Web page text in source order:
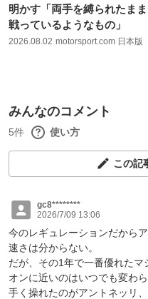
明かす「両手を縛られたまま
戦っているようなもの」
2026.08.02 motorsport.com 日本版
みんなのコメント
5件 使い方
この記
gc8********
2026/7/09 13:06
今のレギュレーションだから
速さは分からない。
だが、その1年で一番優れた
オンに近いのはいつでも変わ
手く操れたのがアントネッリ